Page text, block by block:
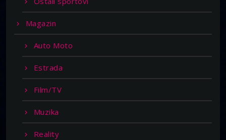
Magazin
Auto Moto
Estrada
Film/TV
Muzika
Reality